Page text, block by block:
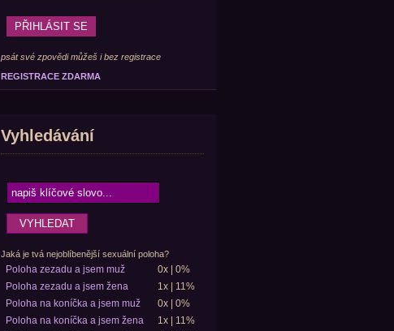
psát své zpovědi můžeš i bez registrace
REGISTRACE ZDARMA
Vyhledávání
Jaká je tvá nejoblíbenější sexuální poloha?
Poloha zezadu a jsem muž
0x | 0%
Poloha zezadu a jsem žena
1x | 11%
Poloha na koníčka a jsem muž
0x | 0%
Poloha na koníčka a jsem žena
1x | 11%